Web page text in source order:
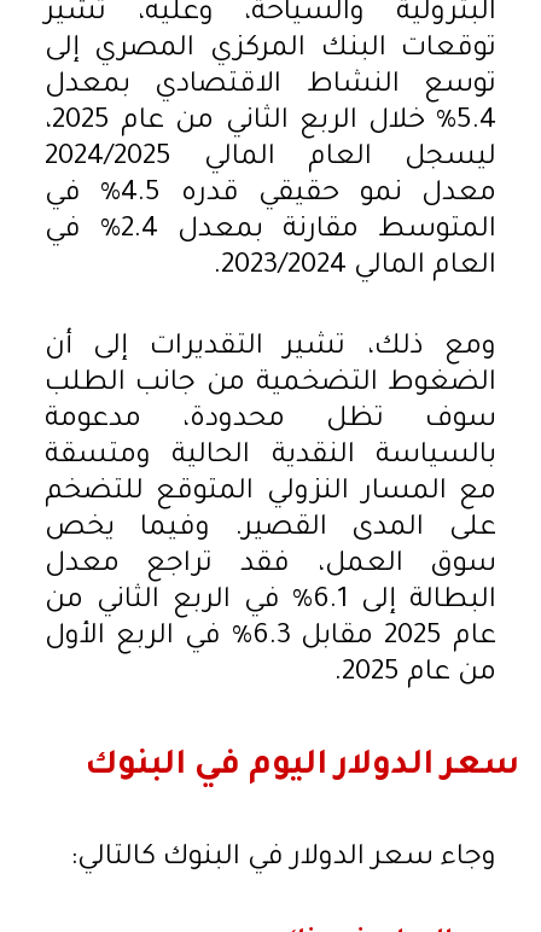
البترولية والسياحة، وعليه، تشير
توقعات البنك المركزي المصري إلى
توسع النشاط الاقتصادي بمعدل
5.4% خلال الربع الثاني من عام 2025،
ليسجل العام المالي 2024/2025
معدل نمو حقيقي قدره 4.5% في
المتوسط مقارنة بمعدل 2.4% في
العام المالي 2023/2024.
ومع ذلك، تشير التقديرات إلى أن
الضغوط التضخمية من جانب الطلب
سوف تظل محدودة، مدعومة
بالسياسة النقدية الحالية ومتسقة
مع المسار النزولي المتوقع للتضخم
على المدى القصير. وفيما يخص
سوق العمل، فقد تراجع معدل
البطالة إلى 6.1% في الربع الثاني من
عام 2025 مقابل 6.3% في الربع الأول
من عام 2025.
سعر الدولار اليوم في البنوك
وجاء سعر الدولار في البنوك كالتالي: